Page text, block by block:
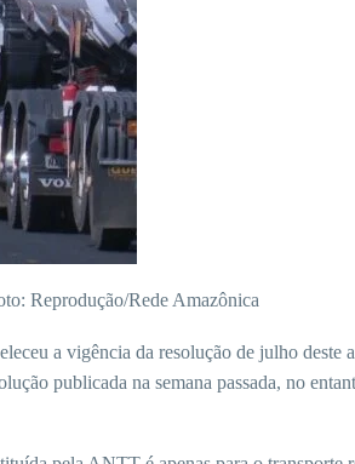
Reprodução/Rede Amazônica
a vigência da resolução de julho deste
publicada na semana passada, no